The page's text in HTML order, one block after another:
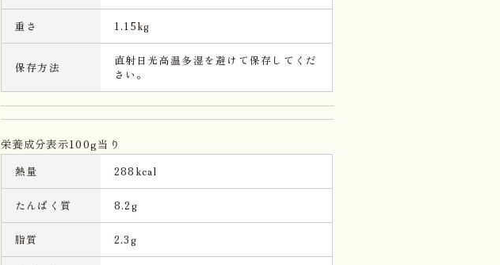
重さ 1.15kg
保存方法
直射日光高温多湿を避けて保存してくだ
さい。
栄養成分表示100g当り
熱量 288kcal
たんぱく質 8.2g
脂質 2.3g